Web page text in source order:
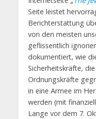
Seite leistet
Berichterstattung
von den meisten
geflissentlich
dokumentiert, wie
Sicherheitskräfte,
Ordnungskräfte
in eine Armee im
werden (mit
Lange vor dem 7.